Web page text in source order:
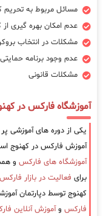
مسائل مربوط به تحریم
عدم امکان بهره گیری
مشکلات در انتخاب
عدم وجود برنامه
مشکلات قانونی
آموزشگاه فارکس در
یکی از دوره های آموزشی
آموزش فارکس در کهنوج
آموزشگاه های فارکس و
برای فعالیت در بازار فارکس
کهنوج توسط دپارتمان
فارکس وآموزش آنلاین